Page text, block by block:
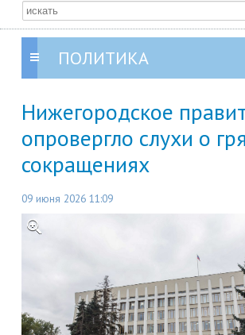
ПОЛИТИКА
Нижегородское
опровергло слухи о
сокращениях
09 июня 2026 11:09